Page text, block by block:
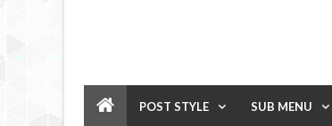
POST STYLE SUB MENU